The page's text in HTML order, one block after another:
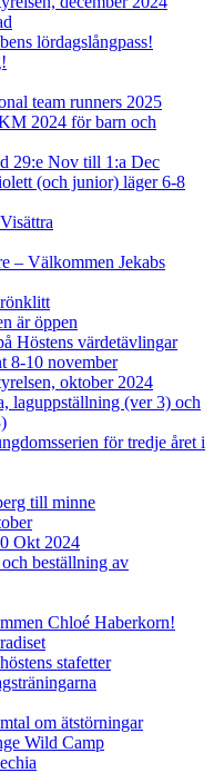
lördagslångpass!
team runners 2025
2024 för barn och
29:e Nov till 1:a Dec
(och junior) läger 6-8
– Välkommen Jekabs
är öppen
Höstens värdetävlingar
8-10 november
oktober 2024
laguppställning (ver 3) och
för tredje året i
till minne
Okt 2024
beställning av
Chloé Haberkorn!
stafetter
om ätstörningar
Wild Camp